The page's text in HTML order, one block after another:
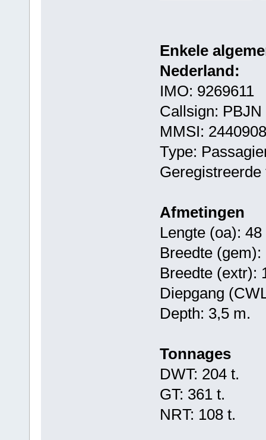
Enkele
Nederland:
IMO: 9269611
Callsign: PBJN
MMSI:
Type:
Afmetingen
Lengte (oa): 48
Breedte (gem):
Breedte (extr):
Diepgang
Depth: 3,5 m.
Tonnages
DWT: 204 t.
GT: 361 t.
NRT: 108 t.